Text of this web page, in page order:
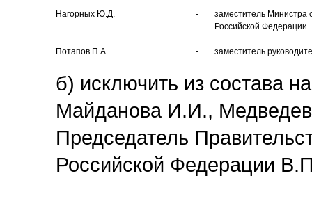
Нагорных Ю.Д. -
заместитель Министра
Российской Федерации
Потапов П.А. - заместитель
б) исключить из состава
Майданова И.И.,
Председатель
Российской Федерации